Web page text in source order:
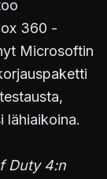
360 -
Microsoftin
lähiaikoina.
Duty 4:n